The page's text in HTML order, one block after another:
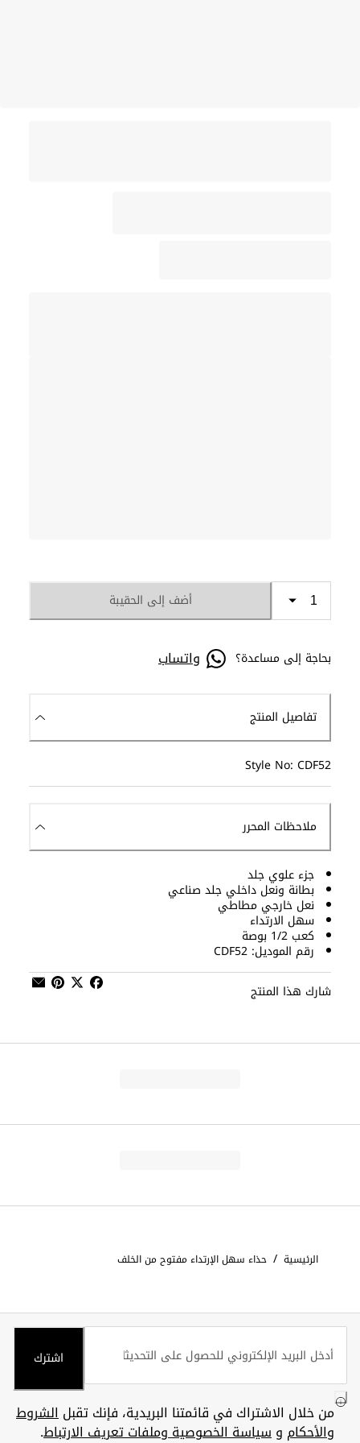
أضف إلى الحقيبة
بحاجة إلى مساعدة؟ واتساب
تفاصيل المنتج
Style No: CDF52
ملاحظات المحرر
جزء علوي جلد
بطانة ونعل داخلي جلد صناعي
نعل خارجي مطاطي
سهل الارتداء
كعب 1/2 بوصة
رقم الموديل: CDF52
شارك هذا المنتج
الرئيسية / حذاء سهل الإرتداء مفتوح من الخلف
اشترك
من خلال الاشتراك في قائمتنا البريدية، فإنك تقبلالشروط
والأحكام وسياسة الخصوصية وملفات تعريف الارتباط.